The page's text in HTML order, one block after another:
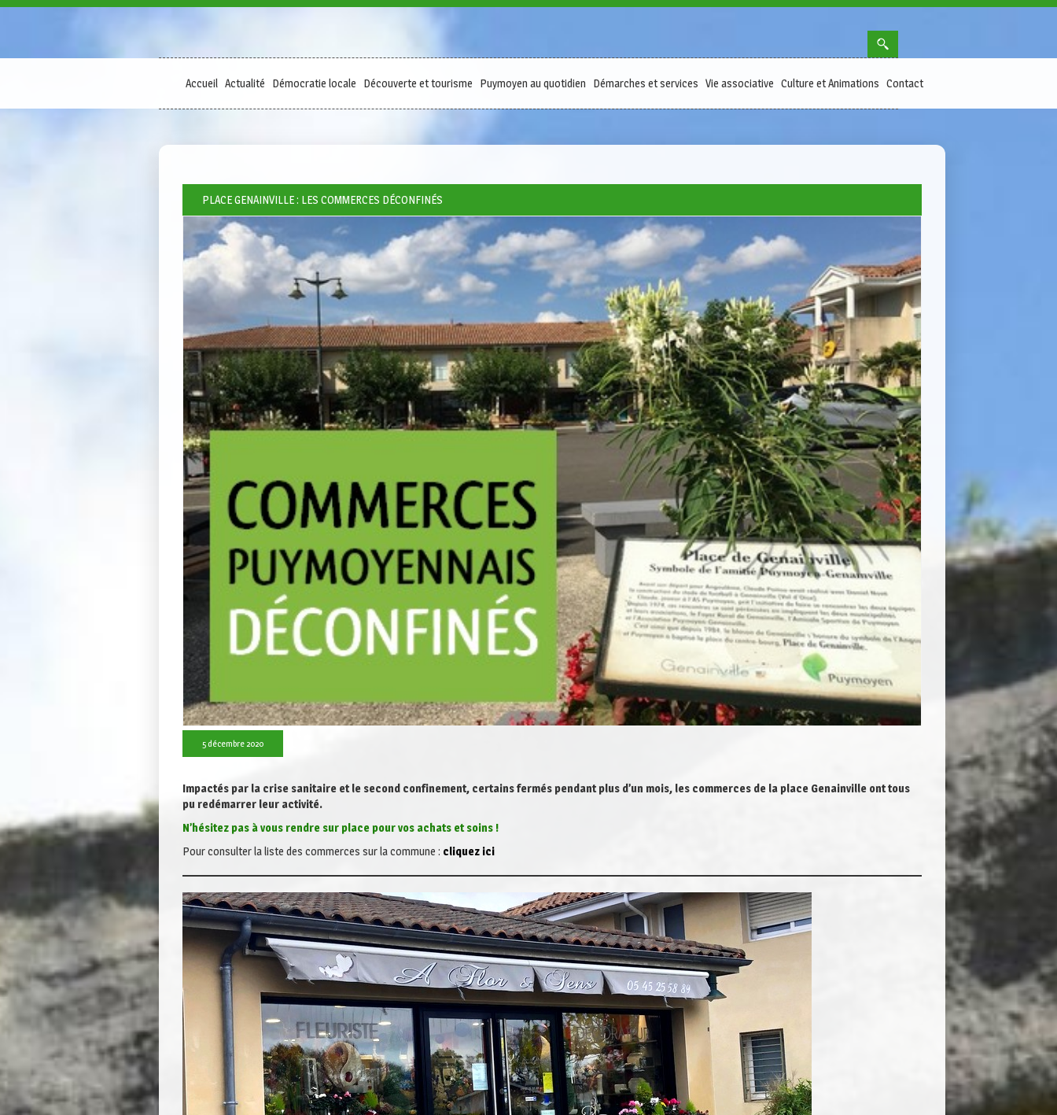
Accueil Actualité Démocratie locale Découverte et tourisme Puymoyen au quotidien Démarches et services Vie associative Culture et Animations Contact
PLACE GENAINVILLE : LES COMMERCES DÉCONFINÉS
5 décembre 2020
Impactés par la crise sanitaire et le second confinement, certains fermés pendant plus d’un mois, les commerces de la place Genainville ont tous
pu redémarrer leur activité.
N’hésitez pas à vous rendre sur place pour vos achats et soins !
Pour consulter la liste des commerces sur la commune : cliquez ici